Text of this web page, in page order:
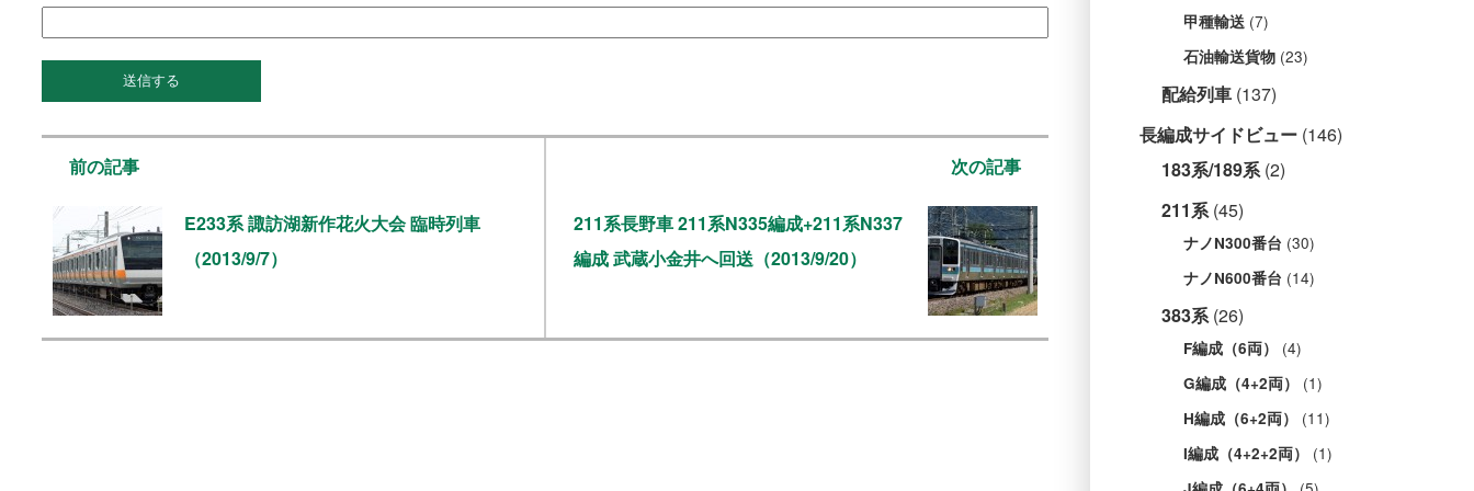
前の記事
E233系 諏訪湖新作花火大会 臨時列車
（2013/9/7）
次の記事
211系長野車 211系N335編成+211系N337
編成 武蔵小金井へ回送（2013/9/20）
甲種輸送 (7)
石油輸送貨物 (23)
配給列車 (137)
長編成サイドビュー (146)
183系/189系(2)
211系(45)
ナノN300番台 (30)
ナノN600番台 (14)
383系(26)
F編成（6両） (4)
G編成（4+2両） (1)
H編成（6+2両） (11)
I編成（4+2+2両） (1)